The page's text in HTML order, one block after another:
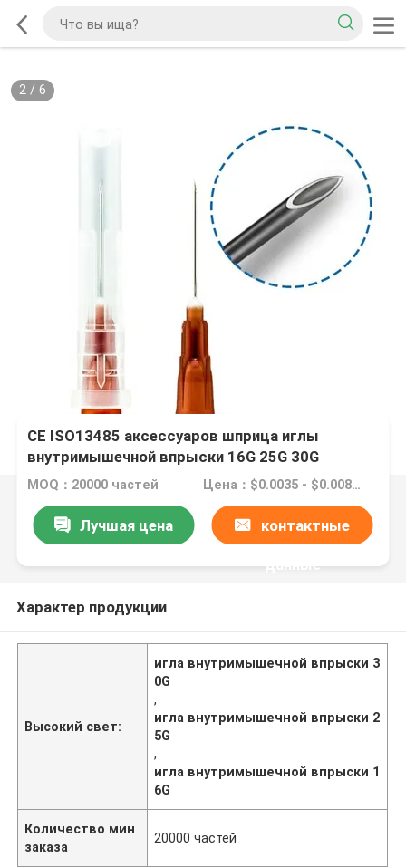
2/ 6
CE ISO13485 аксессуаров шприца иглы
внутримышечной впрыски 16G 25G 30G
MOQ：20000 частей Цена：$0.0035 - $0.0089/pieces
Лучшая цена контактные
данные
Характер продукции
Высокий свет:
игла внутримышечной впрыски 3
0G
,
игла внутримышечной впрыски 2
5G
,
игла внутримышечной впрыски 1
6G
Количество мин
заказа
20000 частей